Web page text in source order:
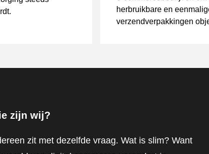
herbruikbare en
verzendverpakkingen
zijn wij?
zit met dezelfde vraag. Wat is slim? Want